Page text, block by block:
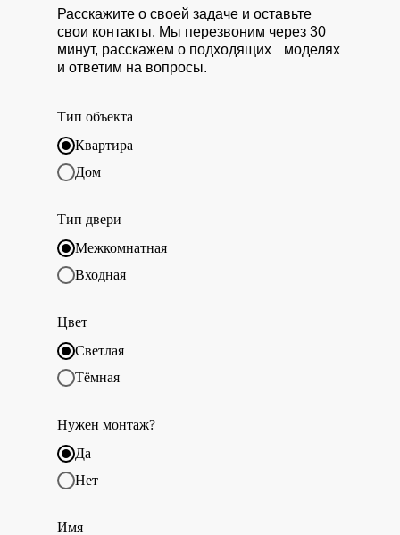
Тип объекта
Квартира
Дом
Тип двери
Межкомнатная
Входная
Цвет
Светлая
Тёмная
Нужен монтаж?
Да
Нет
Имя
Расскажите о своей задаче и оставьте
свои контакты. Мы перезвоним через 30
минут, расскажем о подходящих моделях
и ответим на вопросы.